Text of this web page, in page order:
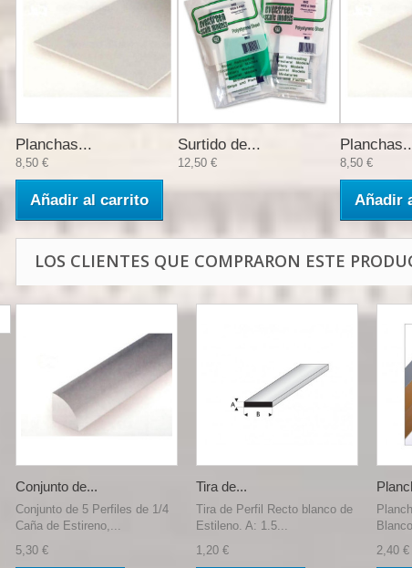
Planchas...
8,50 €
Añadir al carrito
Surtido de...
12,50 € 8,50 €
Añadir
LOS CLIENTES QUE COMPRARON ESTE
Conjunto de...
Conjunto de 5 Perfiles de 1/4
Caña de Estireno,...
5,30 €
Tira de...
Tira de Perfil Recto blanco de
Estileno. A: 1.5...
1,20 €
2,40 €